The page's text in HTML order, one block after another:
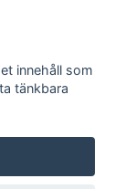
innehåll som
tänkbara